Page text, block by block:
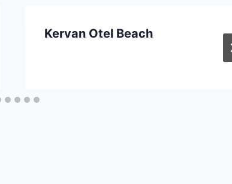
Kervan Otel Beach